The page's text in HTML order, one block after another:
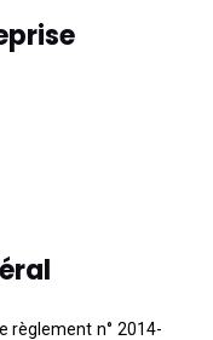
règlement n° 2014-